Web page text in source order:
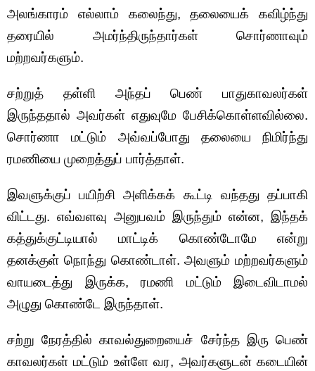
அலங்காரம் எல்லாம் கலைந்து, தலையைக் கவிழ்ந்து
தரையில் அமர்ந்திருந்தார்கள் சொர்ணாவும்
மற்றவர்களும்.
சற்றுத் தள்ளி அந்தப் பெண் பாதுகாவலர்கள்
இருந்ததால் அவர்கள் எதுவுமே பேசிக்கொள்ளவில்லை.
சொர்ணா மட்டும் அவ்வப்போது தலையை நிமிர்ந்து
ரமணியை முறைத்துப் பார்த்தாள்.
இவளுக்குப் பயிற்சி அளிக்கக் கூட்டி வந்தது தப்பாகி
விட்டது. எவ்வளவு அனுபவம் இருந்தும் என்ன, இந்தக்
கத்துக்குட்டியால் மாட்டிக் கொண்டோமே என்று
தனக்குள் நொந்து கொண்டாள். அவளும் மற்றவர்களும்
வாயடைத்து இருக்க, ரமணி மட்டும் இடைவிடாமல்
அழுது கொண்டே இருந்தாள்.
சற்று நேரத்தில் காவல்துறையைச் சேர்ந்த இரு பெண்
காவலர்கள் மட்டும் உள்ளே வர, அவர்களுடன் கடையின்